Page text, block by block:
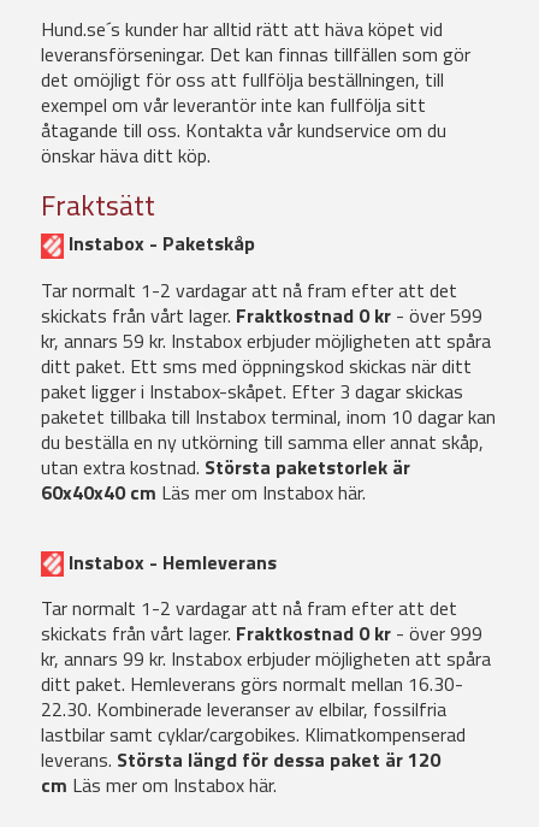
Hund.se´s kunder har alltid rätt att häva köpet vid
leveransförseningar. Det kan finnas tillfällen som gör
det omöjligt för oss att fullfölja beställningen, till
exempel om vår leverantör inte kan fullfölja sitt
åtagande till oss. Kontakta vår kundservice om du
önskar häva ditt köp.
Fraktsätt
Instabox - Paketskåp
Tar normalt 1-2 vardagar att nå fram efter att det
skickats från vårt lager. Fraktkostnad 0 kr - över 599
kr, annars 59 kr. Instabox erbjuder möjligheten att spåra
ditt paket. Ett sms med öppningskod skickas när ditt
paket ligger i Instabox-skåpet. Efter 3 dagar skickas
paketet tillbaka till Instabox terminal, inom 10 dagar kan
du beställa en ny utkörning till samma eller annat skåp,
utan extra kostnad. Största paketstorlek är
60x40x40 cm Läs mer om Instabox här.
Instabox - Hemleverans
Tar normalt 1-2 vardagar att nå fram efter att det
skickats från vårt lager. Fraktkostnad 0 kr - över 999
kr, annars 99 kr. Instabox erbjuder möjligheten att spåra
ditt paket. Hemleverans görs normalt mellan 16.30-
22.30. Kombinerade leveranser av elbilar, fossilfria
lastbilar samt cyklar/cargobikes. Klimatkompenserad
leverans. Största längd för dessa paket är 120
cm Läs mer om Instabox här.